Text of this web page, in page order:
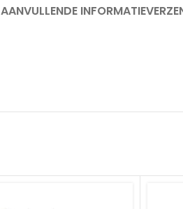
AANVULLENDE INFORMATIE